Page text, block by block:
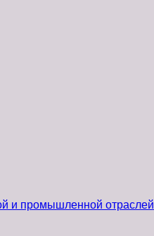
и промышленной отраслей